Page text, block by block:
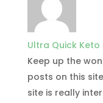
Ultra Quick Keto
Keep up the
posts on this
site is really